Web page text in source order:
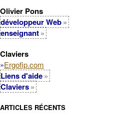
Olivier Pons
développeur Web
enseignant
Claviers
»Ergofip.com
Liens d'aide
Claviers
ARTICLES RÉCENTS